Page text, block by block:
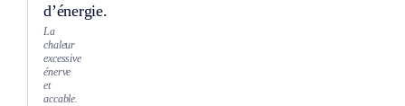
d’énergie.
La
chaleur
excessive
énerve
et
accable.